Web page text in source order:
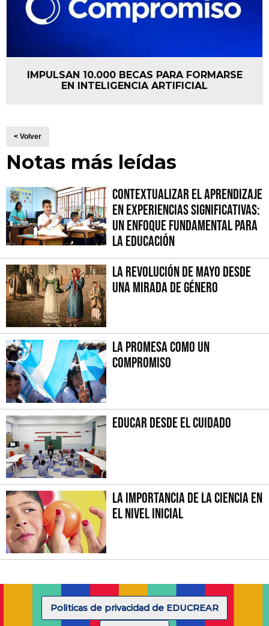
IMPULSAN 10.000 BECAS PARA FORMARSE
EN INTELIGENCIA ARTIFICIAL
< Volver
Notas más leídas
Contextualizar el Aprendizaje
en Experiencias Significativas:
Un Enfoque fundamental para
la Educación
La Revolución de Mayo desde
una mirada de género
La promesa como un
compromiso
Educar desde el cuidado
La importancia de la Ciencia en
el Nivel Inicial
Politicas de privacidad de EDUCREAR